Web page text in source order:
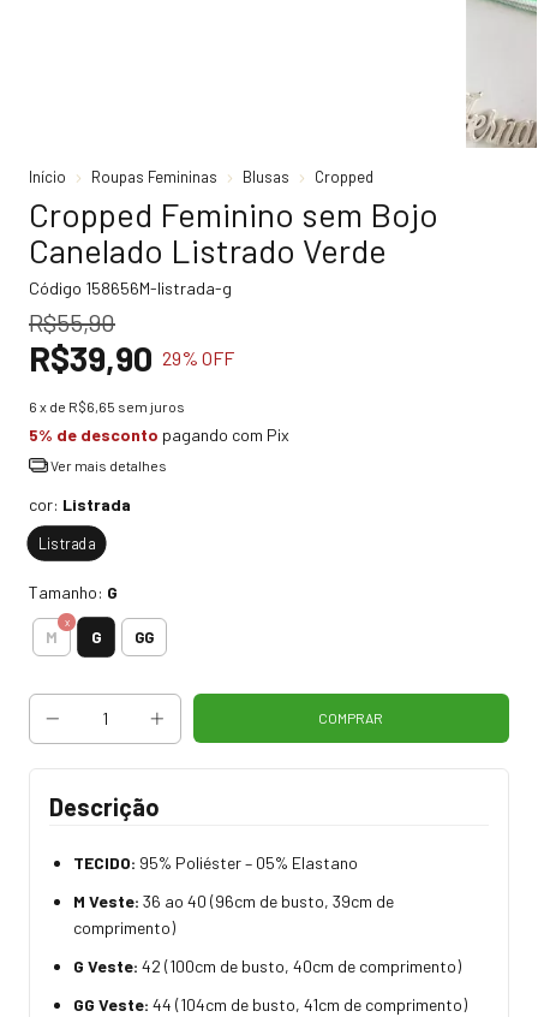
Início Roupas Femininas Blusas Cropped
Cropped Feminino sem Bojo
Canelado Listrado Verde
Código 158656M-listrada-g
R$55,90
R$39,90 29% OFF
6 x de R$6,65 sem juros
5% de desconto pagando com Pix
Ver mais detalhes
cor: Listrada
Listrada
Tamanho: G
M G GG
Descrição
TECIDO: 95% Poliéster – 05% Elastano
M Veste: 36 ao 40 (96cm de busto, 39cm de
comprimento)
G Veste: 42 (100cm de busto, 40cm de comprimento)
GG Veste: 44 (104cm de busto, 41cm de comprimento)